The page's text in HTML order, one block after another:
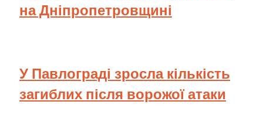
на Дніпропетровщині
У Павлограді зросла кількість
загиблих після ворожої атаки